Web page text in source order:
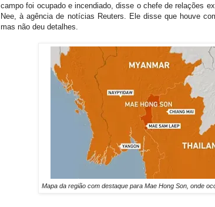
campo foi ocupado e incendiado, disse o chefe de relações
Nee, à agência de notícias Reuters. Ele disse que houve
mas não deu detalhes.
Mapa da região com destaque para Mae Hong Son, onde